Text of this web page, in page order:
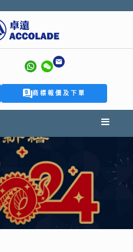
商標報價及下單